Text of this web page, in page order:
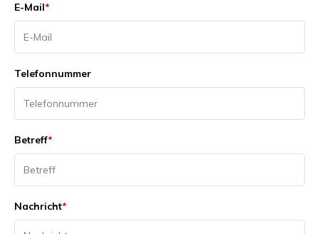
E-Mail*
Telefonnummer
Betreff*
Nachricht*